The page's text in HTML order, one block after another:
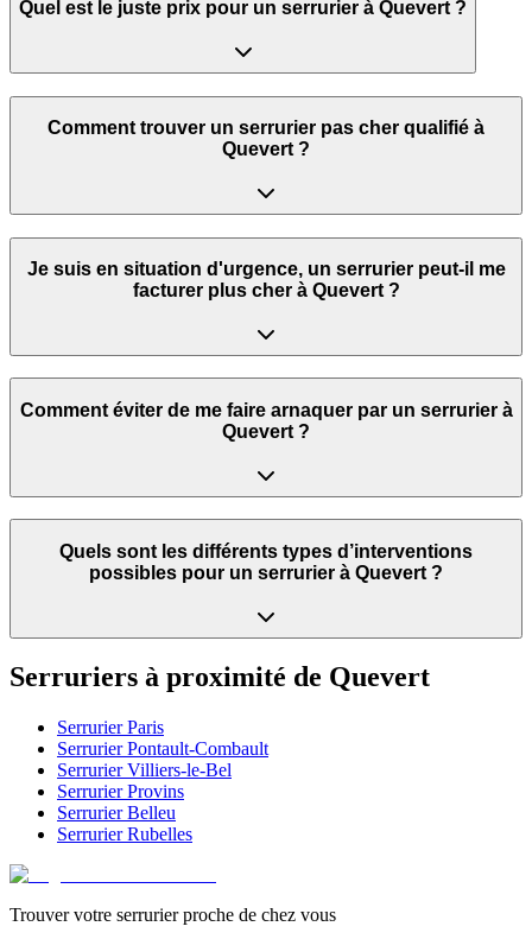
Quel est le juste prix pour un serrurier à Quevert ?
Comment trouver un serrurier pas cher qualifié à
Quevert ?
Je suis en situation d'urgence, un serrurier peut‑il me
facturer plus cher à Quevert ?
Comment éviter de me faire arnaquer par un serrurier à
Quevert ?
Quels sont les différents types d’interventions
possibles pour un serrurier à Quevert ?
Serruriers à proximité de Quevert
SerrurierParis
SerrurierPontault-Combault
SerrurierVilliers-le-Bel
SerrurierProvins
SerrurierBelleu
SerrurierRubelles
Trouver votre serrurier proche de chez vous